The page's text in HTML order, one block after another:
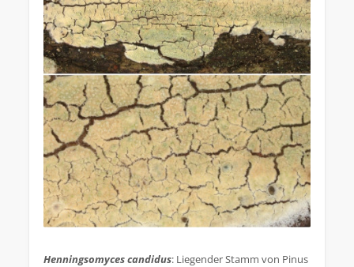
Henningsomyces candidus: Liegender Stamm von Pinus